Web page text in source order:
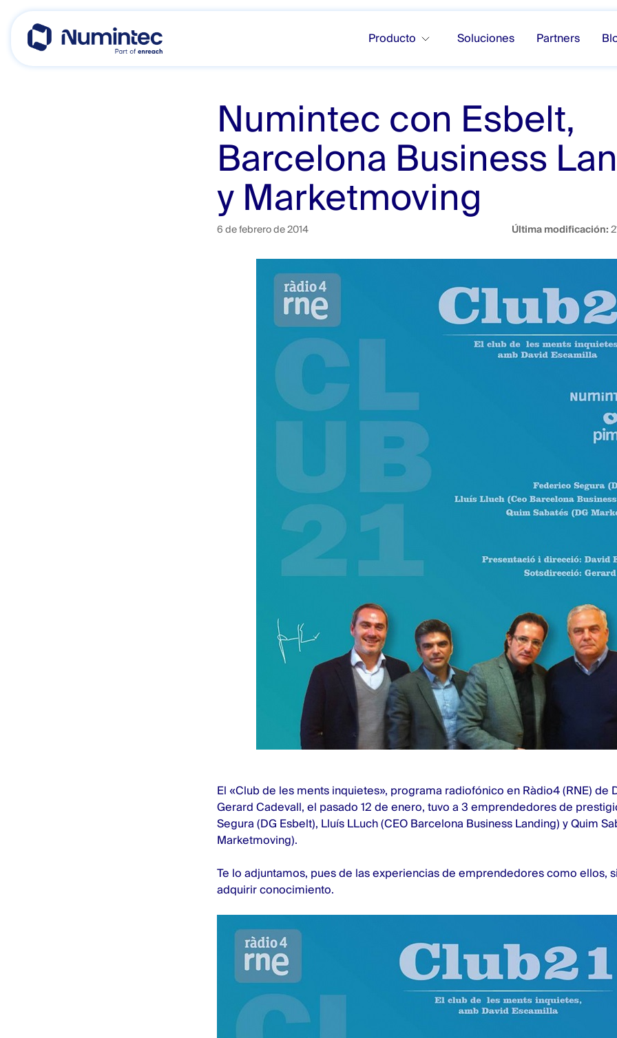
Skip
content
Producto Soluciones Partners
Numintec con Esbelt,
Barcelona Business
y Marketmoving
6 de febrero de 2014 Última modificación:
El «Club de les ments inquietes», programa radiofónico en Ràdio4 (RNE) de
Gerard Cadevall, el pasado 12 de enero, tuvo a 3 emprendedores de
Segura (DG Esbelt), Lluís LLuch (CEO Barcelona Business Landing) y Quim
Marketmoving).
Te lo adjuntamos, pues de las experiencias de emprendedores como ellos,
adquirir conocimiento.